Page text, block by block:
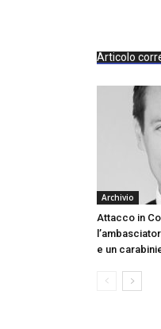
Articolo
Archivio
Attacco in
e un